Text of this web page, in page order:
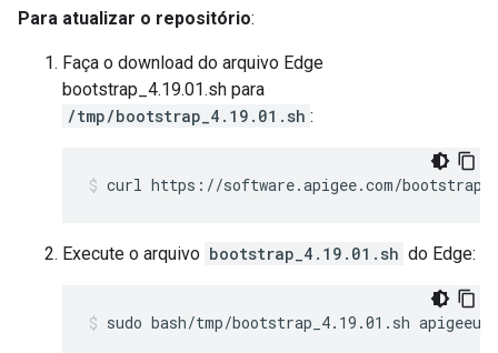
Para atualizar o repositório:
Faça o download do arquivo Edge
bootstrap_4.19.01.sh para
/tmp/bootstrap_4.19.01.sh :
curl https://software.apigee.com/
Execute o arquivo bootstrap_4.19.01.sh do Edge:
sudo bash/tmp/bootstrap_4.19.01.sh